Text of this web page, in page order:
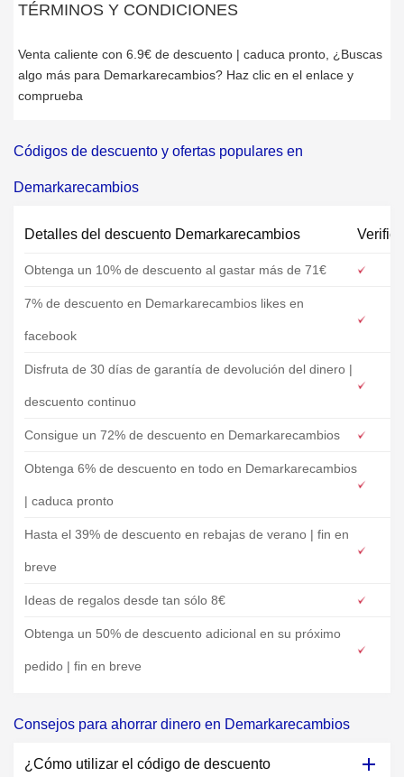
TÉRMINOS Y CONDICIONES
Venta caliente con 6.9€ de descuento | caduca pronto, ¿Buscas
algo más para Demarkarecambios? Haz clic en el enlace y
comprueba
Códigos de descuento y ofertas populares en
Demarkarecambios
Detalles del descuento Demarkarecambios
Obtenga un 10% de descuento al gastar más de 71€
7% de descuento en Demarkarecambios likes en
facebook
Disfruta de 30 días de garantía de devolución del dinero |
descuento continuo
Consigue un 72% de descuento en Demarkarecambios
Obtenga 6% de descuento en todo en Demarkarecambios
| caduca pronto
Hasta el 39% de descuento en rebajas de verano | fin en
breve
Ideas de regalos desde tan sólo 8€
Obtenga un 50% de descuento adicional en su próximo
pedido | fin en breve
Consejos para ahorrar dinero en Demarkarecambios
¿Cómo utilizar el código de descuento